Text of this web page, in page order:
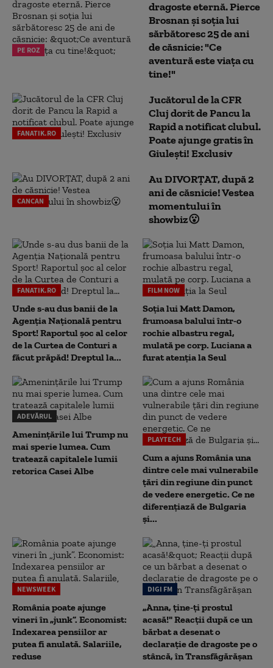
PE ROZ
dragoste eternă. Pierce
Brosnan și soția lui
sărbătoresc 25 de ani
de căsnicie: "Ce
aventură este viața cu
tine!"
FANATIK.RO
Jucătorul de la CFR
Cluj dorit de Pancu la
Rapid a notificat clubul.
Poate ajunge gratis în
Giulești! Exclusiv
CANCAN
Au DIVORȚAT, după 2
ani de căsnicie! Vestea
momentului în
showbiz😮
FANATIK.RO
Unde s-au dus banii de la
Agenția Națională pentru
Sport! Raportul șoc al celor
de la Curtea de Conturi a
făcut prăpăd! Dreptul la...
FILM NOW
Soția lui Matt Damon,
frumoasa balului într-o
rochie albastru regal,
mulată pe corp. Luciana a
furat atenția la Seul
ADEVĂRUL
Amenințările lui Trump nu
mai sperie lumea. Cum
tratează capitalele lumii
retorica Casei Albe
PLAYTECH
Cum a ajuns România una
dintre cele mai vulnerabile
țări din regiune din punct
de vedere energetic. Ce ne
diferențiază de Bulgaria
și...
NEWSWEEK
România poate ajunge
vineri în „junk”. Economist:
Indexarea pensiilor ar
putea fi anulată. Salariile,
reduse
DIGI FM
„Anna, ţine-ţi prostul
acasă!" Reacţii după ce un
bărbat a desenat o
declaraţie de dragoste pe o
stâncă, în Transfăgărăşan